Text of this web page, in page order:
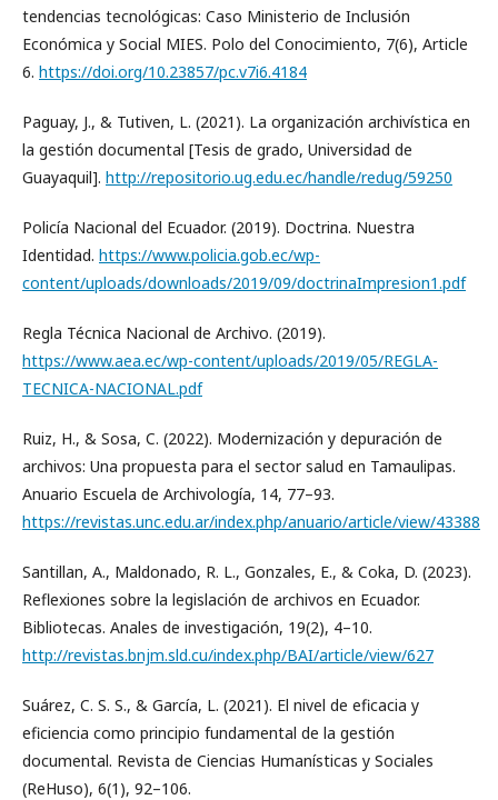
tendencias tecnológicas: Caso Ministerio de Inclusión
Económica y Social MIES. Polo del Conocimiento, 7(6), Article
6. https://doi.org/10.23857/pc.v7i6.4184
Paguay, J., & Tutiven, L. (2021). La organización archivística en
la gestión documental [Tesis de grado, Universidad de
Guayaquil]. http://repositorio.ug.edu.ec/handle/redug/59250
Policía Nacional del Ecuador. (2019). Doctrina. Nuestra
Identidad. https://www.policia.gob.ec/wp-
content/uploads/downloads/2019/09/doctrinaImpresion1.pdf
Regla Técnica Nacional de Archivo. (2019).
https://www.aea.ec/wp-content/uploads/2019/05/REGLA-
TECNICA-NACIONAL.pdf
Ruiz, H., & Sosa, C. (2022). Modernización y depuración de
archivos: Una propuesta para el sector salud en Tamaulipas.
Anuario Escuela de Archivología, 14, 77–93.
https://revistas.unc.edu.ar/index.php/anuario/article/view/43388
Santillan, A., Maldonado, R. L., Gonzales, E., & Coka, D. (2023).
Reflexiones sobre la legislación de archivos en Ecuador.
Bibliotecas. Anales de investigación, 19(2), 4–10.
http://revistas.bnjm.sld.cu/index.php/BAI/article/view/627
Suárez, C. S. S., & García, L. (2021). El nivel de eficacia y
eficiencia como principio fundamental de la gestión
documental. Revista de Ciencias Humanísticas y Sociales
(ReHuso), 6(1), 92–106.